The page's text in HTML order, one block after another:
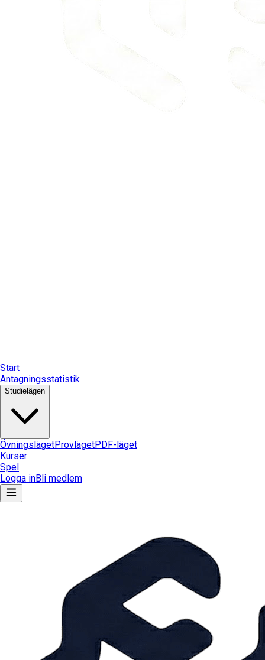
Start
Antagningsstatistik
Studielägen
ÖvningslägetProvlägetPDF-läget
Kurser
Spel
Logga inBli medlem